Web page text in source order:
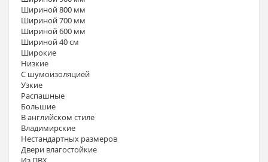
Шириной 800 мм
Шириной 700 мм
Шириной 600 мм
Шириной 40 см
Широкие
Низкие
С шумоизоляцией
Узкие
Распашные
Большие
В английском стиле
Владимирские
Нестандартных размеров
Двери влагостойкие